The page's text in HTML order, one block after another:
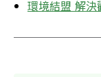
環境結盟 解